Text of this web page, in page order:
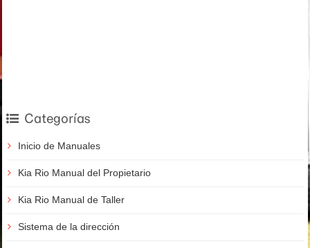
Categorías
Inicio de Manuales
Kia Rio Manual del Propietario
Kia Rio Manual de Taller
Sistema de la dirección